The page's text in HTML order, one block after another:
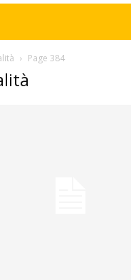
Page 384